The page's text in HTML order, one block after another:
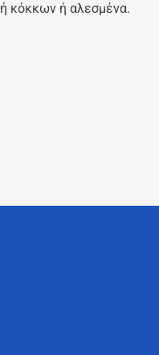
κόκκων ή αλεσμένα.